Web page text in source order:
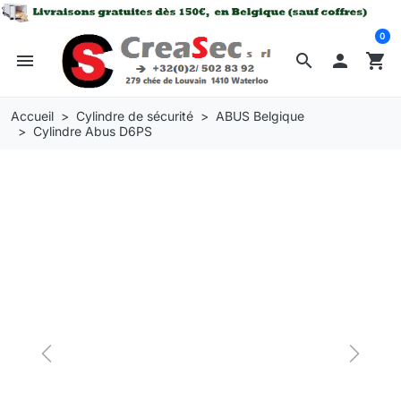
search
menu  shopping_cart
0
Accueil Cylindre de sécurité
ABUS Belgique
Cylindre Abus D6PS
Previous Next